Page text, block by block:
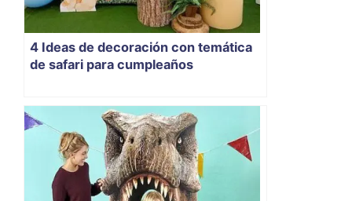
4 Ideas de decoración con temática
de safari para cumpleaños